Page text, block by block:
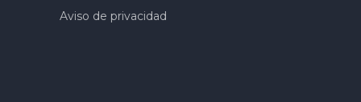
Aviso de privacidad